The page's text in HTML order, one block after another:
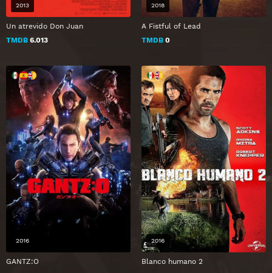
Un atrevido Don Juan
TMDB 6.013
2013
A Fistful of Lead
TMDB 0
2018
GANTZ:O
2016
Blanco humano 2
2016